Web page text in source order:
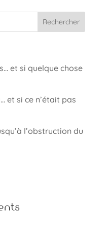
et si quelque chose
et si ce n’était pas
l’obstruction du